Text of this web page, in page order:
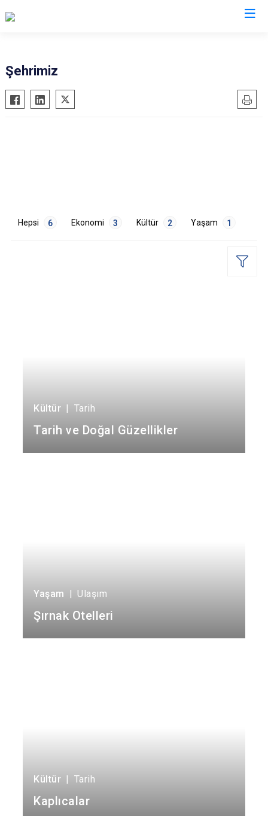
Şehrimiz
Hepsi 6 Ekonomi 3 Kültür 2 Yaşam 1
Kültür | Tarih
Tarih ve Doğal Güzellikler
Yaşam | Ulaşım
Şırnak Otelleri
Kültür | Tarih
Kaplıcalar